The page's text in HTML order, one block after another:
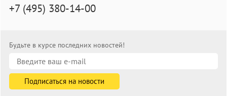
+7 (495) 380-14-00
Будьте в курсе последних новостей!